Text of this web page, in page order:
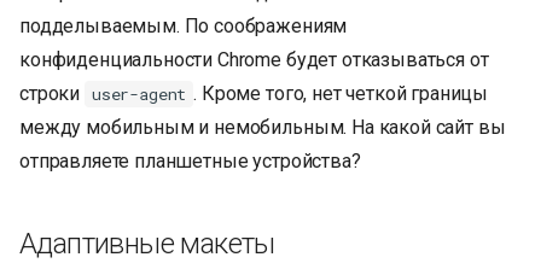
подделываемым. По соображениям
конфиденциальности Chrome будет отказываться от
строки user-agent . Кроме того, нет четкой границы
между мобильным и немобильным. На какой сайт вы
отправляете планшетные устройства?
Адаптивные макеты